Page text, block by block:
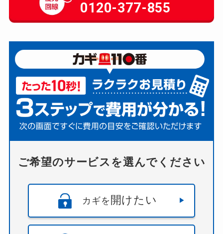
大津市・箕面市 ・羽曳野市・茨木市・藤井寺市
たつの市・三木市・三田市
丹波篠山市・伊丹市・佐用郡・加古川市・加古
郡・ 加東市・加西市・南あわじ市・ 多可郡・
姫路
市・宍粟市・宝塚市 ・小野市・尼崎市・川西市・
川辺郡・揖保郡・明石市・朝来市・洲本市・淡路
市・ 相生市 ・神崎郡 ・神戸市 ・ 神戸市中央区 ・神
戸市北区 ・ 神戸市東灘区・神戸市西区 ・神戸市灘
区・神戸市兵庫区・神戸市長田区・神戸市須磨
区
・神戸市垂水区 ・ 美方郡 ・西宮市・ 西脇市・
岡市・赤穂市・ 赤穂郡 ・ 養父市・高砂市 ）
0120-377-855
ご希望のサービスを選んでください
カギを 開けたい